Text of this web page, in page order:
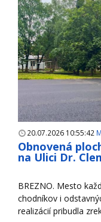
20.07.2026 10:55:42
Obnovená
na Ulici Dr.
BREZNO. Mesto
chodníkov i
realizácií pribudla